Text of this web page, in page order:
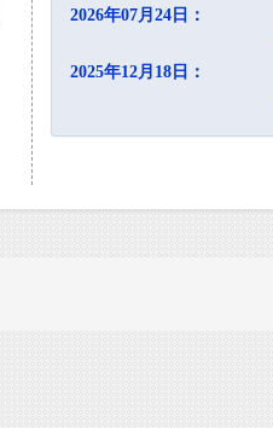
2026年07月24日：
2025年12月18日：